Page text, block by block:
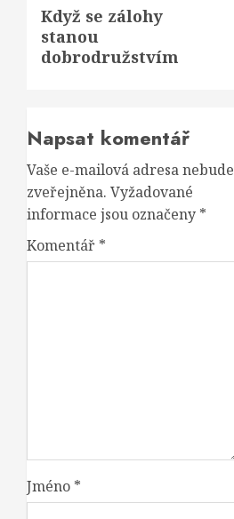
Next
post:
Když se zálohy
stanou
dobrodružstvím
Napsat komentář
Vaše e-mailová adresa nebude
zveřejněna. Vyžadované
informace jsou označeny *
Komentář *
Jméno *